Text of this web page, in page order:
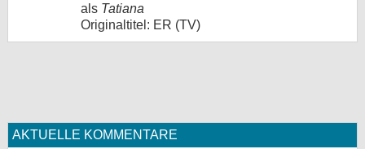
als Tatiana
Originaltitel: ER (TV)
AKTUELLE KOMMENTARE